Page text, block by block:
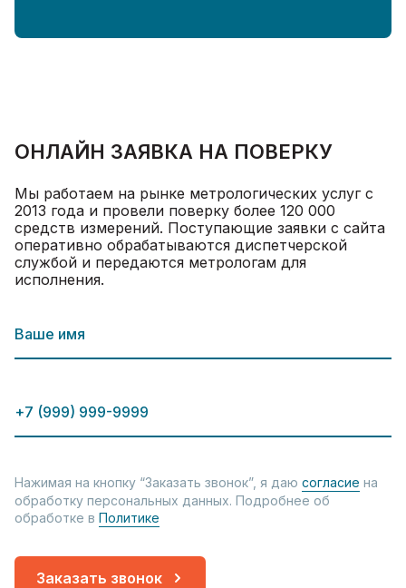
ОНЛАЙН ЗАЯВКА НА ПОВЕРКУ
Мы работаем на рынке метрологических услуг с
2013 года и провели поверку более 120 000
средств измерений. Поступающие заявки с сайта
оперативно обрабатываются диспетчерской
службой и передаются метрологам для
исполнения.
Нажимая на кнопку “Заказать звонок”, я даю согласие на
обработку персональных данных. Подробнее об
обработке в Политике
Заказать звонок